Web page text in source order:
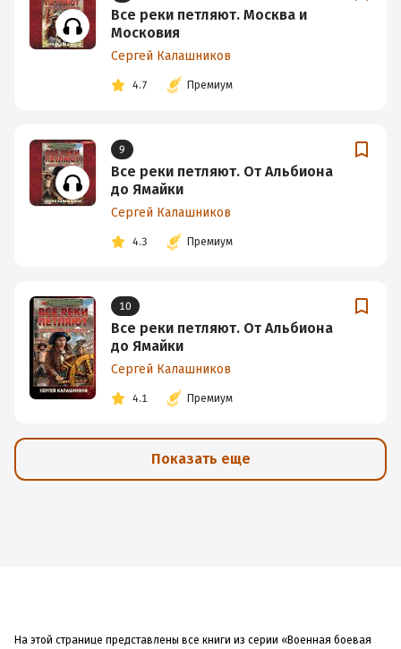
Все реки петляют. Москва и
Московия
Сергей Калашников
4.7 Премиум
9
Все реки петляют. От Альбиона
до Ямайки
Сергей Калашников
4.3 Премиум
10
Все реки петляют. От Альбиона
до Ямайки
Сергей Калашников
4.1 Премиум
Показать еще
На этой странице представлены все книги из серии «Военная боевая